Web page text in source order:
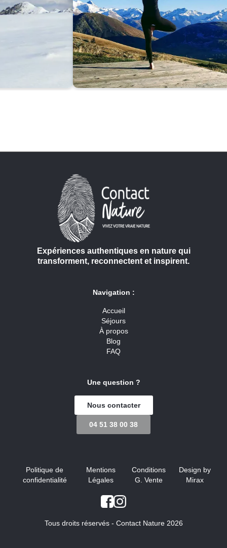
Expériences authentiques en nature qui
transforment, reconnectent et inspirent.
Navigation :
Accueil
Séjours
À propos
Blog
FAQ
Une question ?
Nous contacter
04 51 38 00 38
Tous droits réservés - Contact Nature 2026
Politique de
confidentialité
Mentions
Légales
Conditions
G. Vente
Design by
Mirax